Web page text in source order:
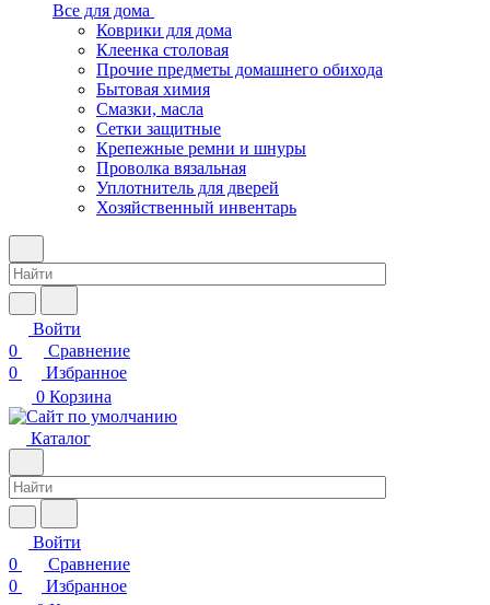
Все для дома
Коврики для дома
Клеенка столовая
Прочие предметы домашнего обихода
Бытовая химия
Смазки, масла
Сетки защитные
Крепежные ремни и шнуры
Проволка вязальная
Уплотнитель для дверей
Хозяйственный инвентарь
Войти
0
Сравнение
0
Избранное
0 Корзина
Каталог
Войти
0
Сравнение
0
Избранное